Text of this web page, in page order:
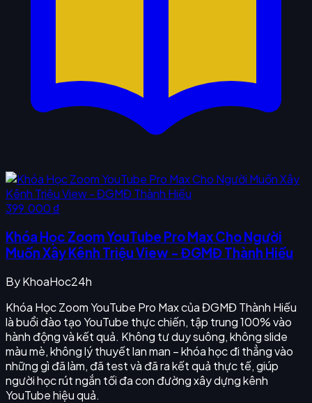
399.000 ₫
Khóa Học Zoom YouTube Pro Max Cho Người
Muốn Xây Kênh Triệu View - ĐGMĐ Thành Hiếu
ByKhoaHoc24h
Khóa Học Zoom YouTube Pro Max của ĐGMĐ Thành Hiếu
là buổi đào tạo YouTube thực chiến, tập trung 100% vào
hành động và kết quả. Không tư duy suông, không slide
màu mè, không lý thuyết lan man – khóa học đi thẳng vào
những gì đã làm, đã test và đã ra kết quả thực tế, giúp
người học rút ngắn tối đa con đường xây dựng kênh
YouTube hiệu quả.